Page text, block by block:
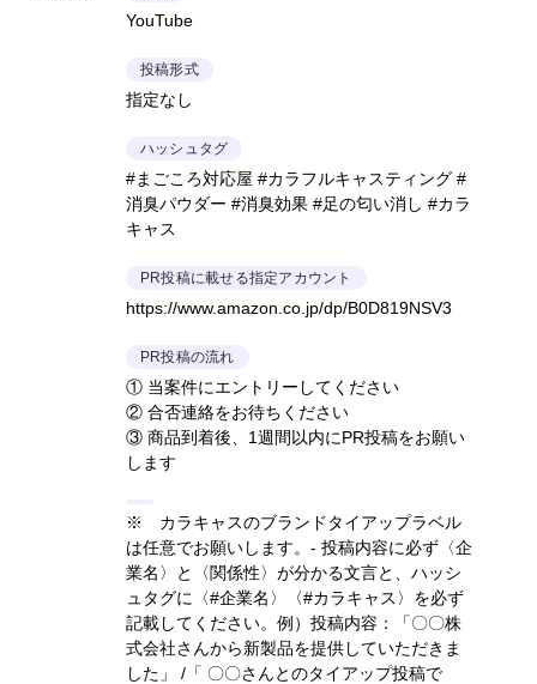
YouTube
投稿形式
指定なし
ハッシュタグ
#まごころ対応屋 #カラフルキャスティング #
消臭パウダー #消臭効果 #足の匂い消し #カラ
キャス
PR投稿に載せる指定アカウント
https://www.amazon.co.jp/dp/B0D819NSV3
PR投稿の流れ
① 当案件にエントリーしてください
② 合否連絡をお待ちください
③ 商品到着後、1週間以内にPR投稿をお願い
します
※ カラキャスのブランドタイアップラベル
は任意でお願いします。- 投稿内容に必ず〈企
業名〉と〈関係性〉が分かる文言と、ハッシ
ュタグに〈#企業名〉〈#カラキャス〉を必ず
記載してください。 例）投稿内容：「〇〇株
式会社さんから新製品を提供していただきま
した」 /「 〇〇さんとのタイアップ投稿で